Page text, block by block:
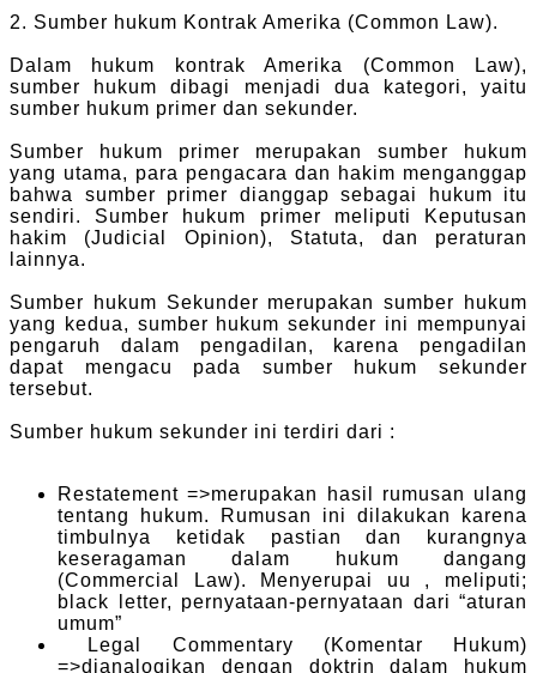
2. Sumber hukum Kontrak Amerika (Common Law).
Dalam hukum kontrak Amerika (Common Law),
sumber hukum dibagi menjadi dua kategori, yaitu
sumber hukum primer dan sekunder.
Sumber hukum primer merupakan sumber hukum
yang utama, para pengacara dan hakim menganggap
bahwa sumber primer dianggap sebagai hukum itu
sendiri. Sumber hukum primer meliputi Keputusan
hakim (Judicial Opinion), Statuta, dan peraturan
lainnya.
Sumber hukum Sekunder merupakan sumber hukum
yang kedua, sumber hukum sekunder ini mempunyai
pengaruh dalam pengadilan, karena pengadilan
dapat mengacu pada sumber hukum sekunder
tersebut.
Sumber hukum sekunder ini terdiri dari :
Restatement =>merupakan hasil rumusan ulang
tentang hukum. Rumusan ini dilakukan karena
timbulnya ketidak pastian dan kurangnya
keseragaman dalam hukum dangang
(Commercial Law). Menyerupai uu , meliputi;
black letter, pernyataan-pernyataan dari “aturan
umum”
Legal Commentary (Komentar Hukum)
=>dianalogikan dengan doktrin dalam hukum